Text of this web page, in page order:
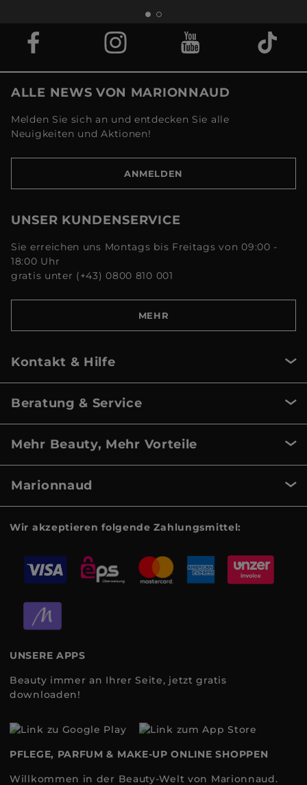
ALLE NEWS VON MARIONNAUD
Melden Sie sich an und entdecken Sie alle
Neuigkeiten und Aktionen!
ANMELDEN
UNSER KUNDENSERVICE
Sie erreichen uns Montags bis Freitags von 09:00 -
18:00 Uhr
gratis unter (+43) 0800 810 001
MEHR
Kontakt & Hilfe
Beratung & Service
Mehr Beauty, Mehr Vorteile
Marionnaud
Wir akzeptieren folgende Zahlungsmittel:
UNSERE APPS
Beauty immer an Ihrer Seite, jetzt gratis
downloaden!
PFLEGE, PARFUM & MAKE-UP ONLINE SHOPPEN
Willkommen in der Beauty-Welt von Marionnaud.